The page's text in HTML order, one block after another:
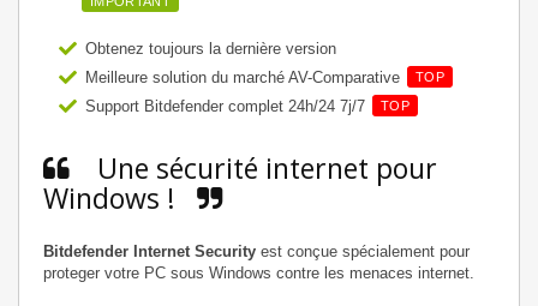
Obtenez toujours la dernière version
Meilleure solution du marché AV-Comparative
TOP
Support Bitdefender complet 24h/24 7j/7 TOP
Une sécurité internet pour
Windows !
Bitdefender Internet Security est conçue spécialement pour
proteger votre PC sous Windows contre les menaces internet.